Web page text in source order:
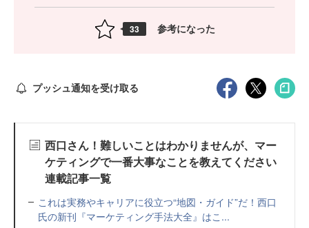
33 参考になった
プッシュ通知を受け取る
西口さん！難しいことはわかりませんが、マー
ケティングで一番大事なことを教えてください
連載記事一覧
これは実務やキャリアに役立つ“地図・ガイド”だ！西口
氏の新刊『マーケティング手法大全』はこ...